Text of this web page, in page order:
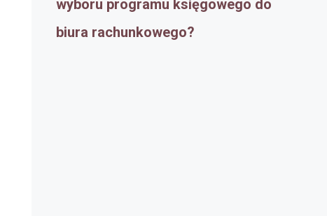
wyboru programu księgowego do
biura rachunkowego?